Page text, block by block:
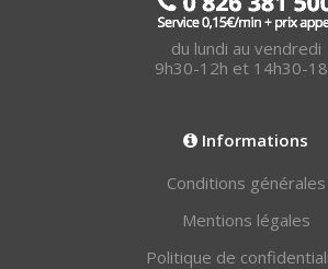
du lundi au vendredi
9h30-12h et 14h30-
Informations
Conditions générales
Mentions légales
Politique de